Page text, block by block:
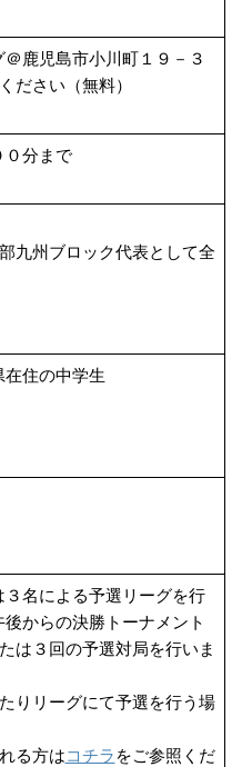
鹿児島市小川町１９－３
ださい（無料）
０分まで
九州ブロック代表として全
住の中学生
名による予選リーグを行
からの決勝トーナメント
は３回の予選対局を行いま
りリーグにて予選を行う場
る方はコチラ をご参照くだ